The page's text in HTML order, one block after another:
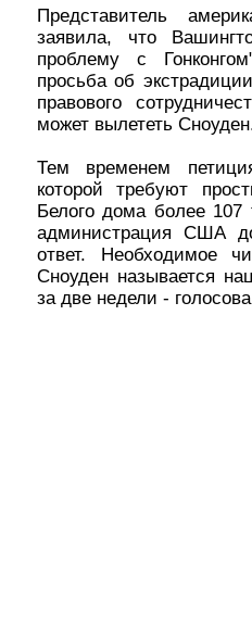
Представитель
заявила, что
проблему с
просьба об
правового
может вылететь
Тем временем
которой требуют
Белого дома более 107
администрация США
ответ. Необходимое
Сноуден называется
за две недели -